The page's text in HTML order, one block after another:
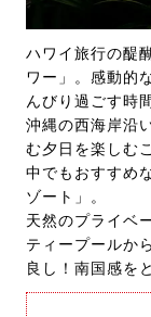
ハワイ旅行の醍
ワー」。感動的
んびり過ごす時
沖縄の西海岸沿
む夕日を楽しむ
中でもおすすめ
ゾート」。
天然のプライベ
ティープールか
良し！南国感を